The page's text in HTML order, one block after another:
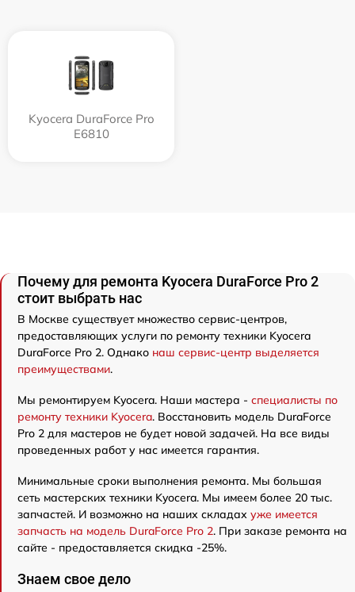
Kyocera DuraForce Pro
E6810
Почему для ремонта Kyocera DuraForce Pro 2
стоит выбрать нас
В Москве существует множество сервис-центров,
предоставляющих услуги по ремонту техники Kyocera
DuraForce Pro 2. Однако наш сервис-центр выделяется
преимуществами.
Мы ремонтируем Kyocera. Наши мастера - специалисты по
ремонту техники Kyocera. Восстановить модель DuraForce
Pro 2 для мастеров не будет новой задачей. На все виды
проведенных работ у нас имеется гарантия.
Минимальные сроки выполнения ремонта. Мы большая
сеть мастерских техники Kyocera. Мы имеем более 20 тыс.
запчастей. И возможно на наших складах уже имеется
запчасть на модель DuraForce Pro 2. При заказе ремонта на
сайте - предоставляется скидка -25%.
Знаем свое дело